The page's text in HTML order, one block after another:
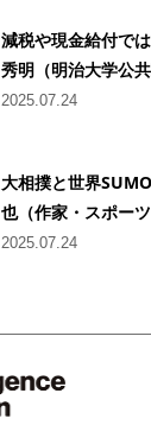
減税や現金給付で
秀明（明治大学公
2025.07.24
大相撲と世界
也（作家・スポー
2025.07.24